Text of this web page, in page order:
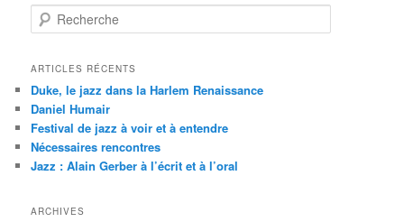
e
h
r
c
h
e
ARTICLES RÉCENTS
Duke, le jazz dans la Harlem Renaissance
Daniel Humair
Festival de jazz à voir et à entendre
Nécessaires rencontres
Jazz : Alain Gerber à l’écrit et à l’oral
ARCHIVES